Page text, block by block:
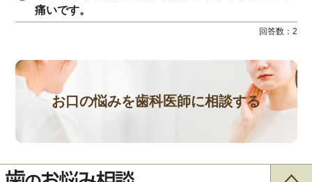
痛いです。
回答数： 2
お口の悩みを歯科医師に相談する